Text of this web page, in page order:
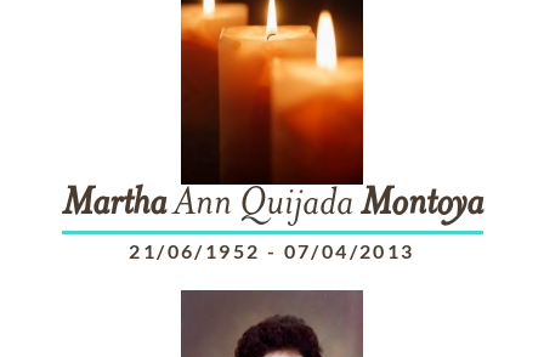
MarthaAnn Quijada Montoya
21/06/1952 - 07/04/2013